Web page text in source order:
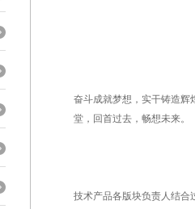
奋斗成就梦想，实干铸造辉
堂，回首过去，畅想未来。
技术产品各版块负责人结合